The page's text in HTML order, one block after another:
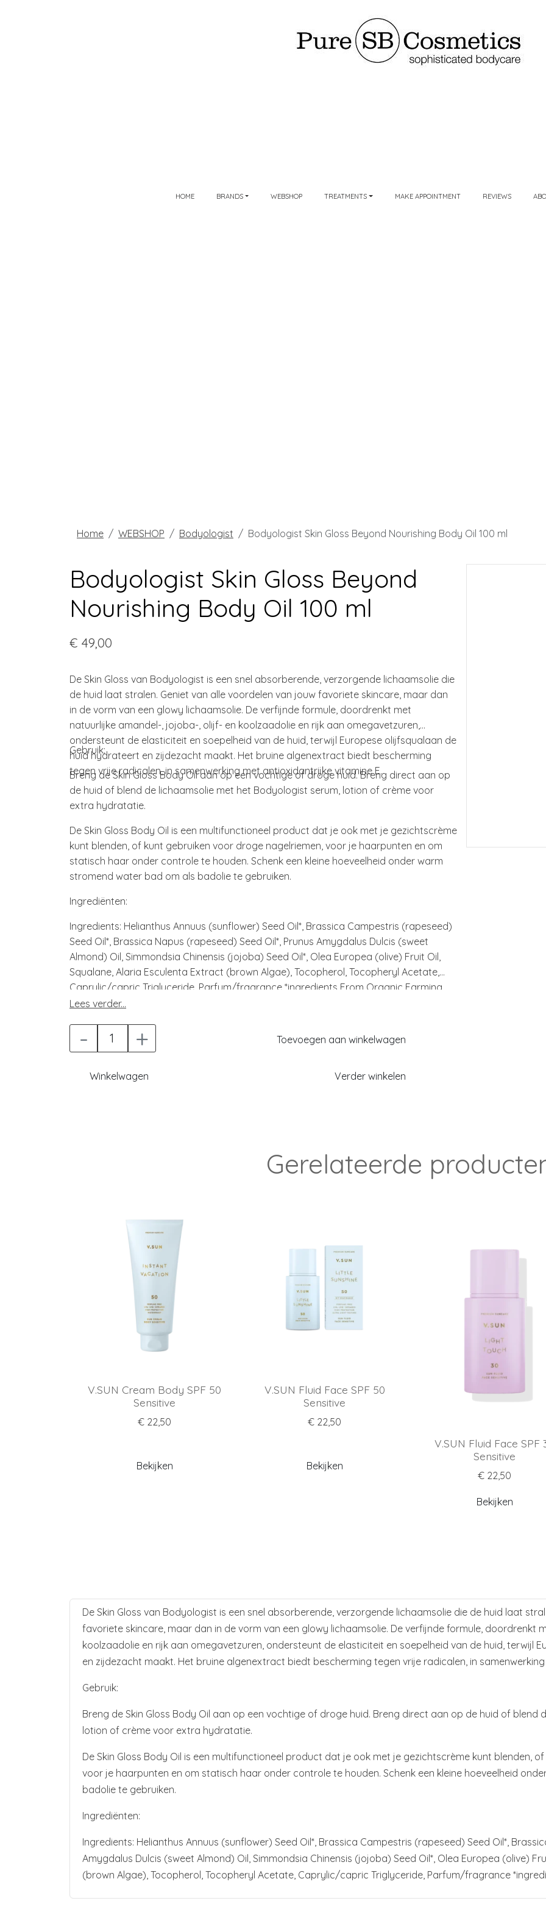
HOME BRANDS WEBSHOP TREATMENTS MAKE APPOINTMENT REVIEWS
Home WEBSHOP Bodyologist Bodyologist Skin Gloss Beyond Nourishing Body Oil 100 ml
Bodyologist Skin Gloss Beyond
Nourishing Body Oil 100 ml
€ 49,00
De Skin Gloss van Bodyologist is een snel absorberende, verzorgende lichaamsolie die
de huid laat stralen. Geniet van alle voordelen van jouw favoriete skincare, maar dan
in de vorm van een glowy lichaamsolie. De verfijnde formule, doordrenkt met
natuurlijke amandel-, jojoba-, olijf- en koolzaadolie en rijk aan omegavetzuren,
ondersteunt de elasticiteit en soepelheid van de huid, terwijl Europese olijfsqualaan de
huid hydrateert en zijdezacht maakt. Het bruine algenextract biedt bescherming
tegen vrije radicalen, in samenwerking met antioxidantrijke vitamine E.
Gebruik:
Breng de Skin Gloss Body Oil aan op een vochtige of droge huid. Breng direct aan op
de huid of blend de lichaamsolie met het Bodyologist serum, lotion of crème voor
extra hydratatie.
De Skin Gloss Body Oil is een multifunctioneel product dat je ook met je gezichtscrème
kunt blenden, of kunt gebruiken voor droge nagelriemen, voor je haarpunten en om
statisch haar onder controle te houden. Schenk een kleine hoeveelheid onder warm
stromend water bad om als badolie te gebruiken.
Ingrediënten:
Ingredients: Helianthus Annuus (sunflower) Seed Oil*, Brassica Campestris (rapeseed)
Seed Oil*, Brassica Napus (rapeseed) Seed Oil*, Prunus Amygdalus Dulcis (sweet
Almond) Oil, Simmondsia Chinensis (jojoba) Seed Oil*, Olea Europea (olive) Fruit Oil,
Squalane, Alaria Esculenta Extract (brown Algae), Tocopherol, Tocopheryl Acetate,
Caprylic/capric Triglyceride, Parfum/fragrance *ingredients From Organic Farming
Lees verder...
- + Toevoegen aan winkelwagen
Winkelwagen Verder winkelen
Gerelateerde
V.SUN Cream Body SPF 50
Sensitive
€ 22,50
Bekijken
V.SUN Fluid Face SPF 50
Sensitive
€ 22,50
Bekijken
V.SUN Fluid Face SPF
Sensitive
€ 22,50
Bekijken
De Skin Gloss van Bodyologist is een snel absorberende, verzorgende lichaamsolie die de huid laat
favoriete skincare, maar dan in de vorm van een glowy lichaamsolie. De verfijnde formule, doordrenkt
koolzaadolie en rijk aan omegavetzuren, ondersteunt de elasticiteit en soepelheid van de huid, terwijl
en zijdezacht maakt. Het bruine algenextract biedt bescherming tegen vrije radicalen, in
Gebruik:
Breng de Skin Gloss Body Oil aan op een vochtige of droge huid. Breng direct aan op de huid of blend
lotion of crème voor extra hydratatie.
De Skin Gloss Body Oil is een multifunctioneel product dat je ook met je gezichtscrème kunt blenden,
voor je haarpunten en om statisch haar onder controle te houden. Schenk een kleine hoeveelheid
badolie te gebruiken.
Ingrediënten:
Ingredients: Helianthus Annuus (sunflower) Seed Oil*, Brassica Campestris (rapeseed) Seed Oil*,
Amygdalus Dulcis (sweet Almond) Oil, Simmondsia Chinensis (jojoba) Seed Oil*, Olea Europea (olive)
(brown Algae), Tocopherol, Tocopheryl Acetate, Caprylic/capric Triglyceride, Parfum/fragrance